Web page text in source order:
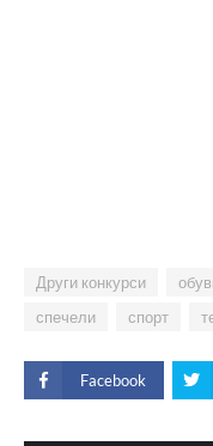
Други конкурси
спечели
спорт
Facebook